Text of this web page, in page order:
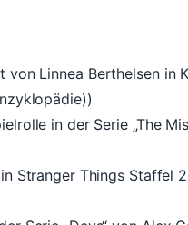
von Linnea Berthelsen in
in der Serie „The
Stranger Things Staffel